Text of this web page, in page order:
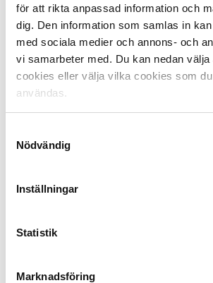
för att rikta anpassad information och
dig. Den information som samlas in
med sociala medier och annons- och
vi samarbeter med. Du kan nedan
cookies eller välja vilka cookies som
användas.
Nödvändig
Inställningar
Statistik
Marknadsföring
SvFF:s valberedning
Dennis Andersson, BK Häcken
Anläggningskommittén
Ola Rydén, SEF
Distrikts- och föreningskommittén
Elin Öst Sandström, BK Häcken
Jacob Lennartsson, Mjällby AIF